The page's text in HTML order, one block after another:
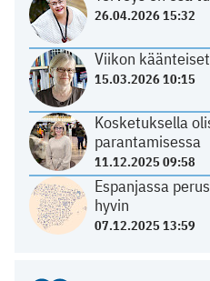
26.04.2026 15:32
Viikon
15.03.2026 10:15
Kosketuksella
parantamisessa
11.12.2025 09:58
Espanjassa
hyvin
07.12.2025 13:59